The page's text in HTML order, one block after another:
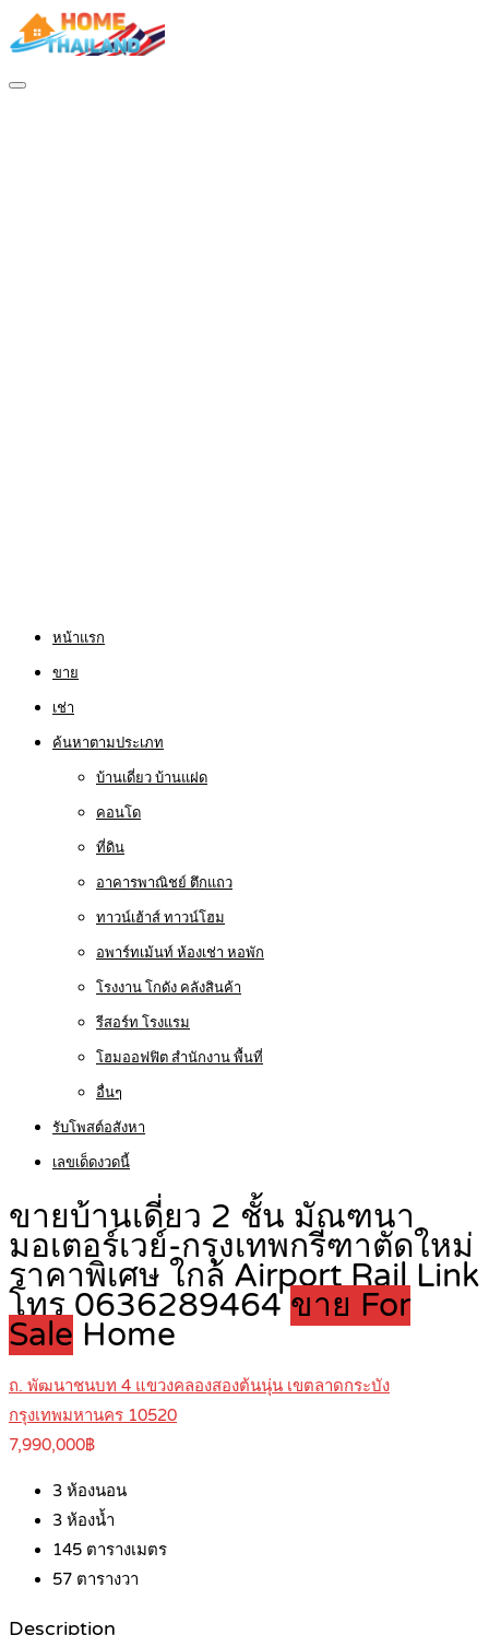
หน้าแรก
ขาย
เช่า
ค้นหาตามประเภท
บ้านเดี่ยว บ้านแฝด
คอนโด
ที่ดิน
อาคารพาณิชย์ ตึกแถว
ทาวน์เฮ้าส์ ทาวน์โฮม
อพาร์ทเม้นท์ ห้องเช่า หอพัก
โรงงาน โกดัง คลังสินค้า
รีสอร์ท โรงแรม
โฮมออฟฟิต สำนักงาน พื้นที่
อื่นๆ
รับโพสต์อสังหา
เลขเด็ดงวดนี้
ขายบ้านเดี่ยว 2 ชั้น มัณฑนา
มอเตอร์เวย์-กรุงเทพกรีฑาตัดใหม่
ราคาพิเศษ ใกล้ Airport Rail Link
โทร 0636289464ขาย For
Sale Home
ถ. พัฒนาชนบท 4 แขวงคลองสองต้นนุ่น เขตลาดกระบัง
กรุงเทพมหานคร 10520
7,990,000฿
3 ห้องนอน
3 ห้องน้ำ
145 ตารางเมตร
57 ตารางวา
Description